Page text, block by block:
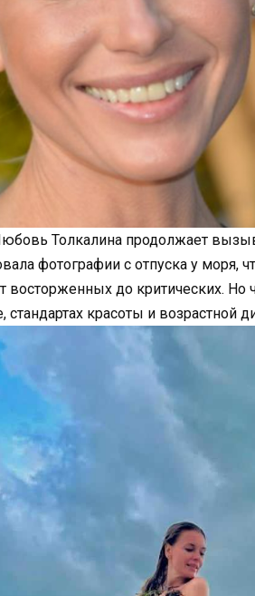
Толкалина продолжает
фотографии с отпуска у моря,
до критических. Но
красоты и возрастной